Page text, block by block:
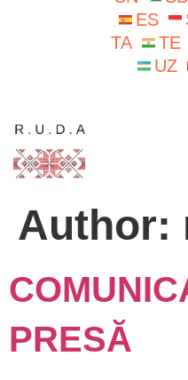
ES
TA
TE
UZ
Author:
PRESĂ